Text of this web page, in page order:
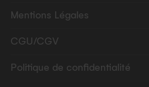
Mentions Légales
CGU/CGV
Politique de confidentialité